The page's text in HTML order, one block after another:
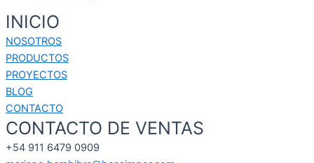
INICIO
NOSOTROS
PRODUCTOS
PROYECTOS
BLOG
CONTACTO
CONTACTO DE VENTAS
+54 911 6479 0909